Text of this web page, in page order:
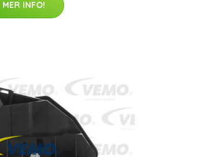
MER INFO!